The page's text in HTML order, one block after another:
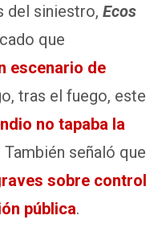
del siniestro, Ecos
que
escenario de
tras el fuego, este
no tapaba la
También señaló que
sobre control
pública.